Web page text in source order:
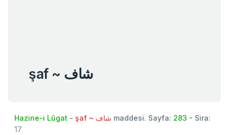
şaf ~ شاف
Hazine-i Lûgat - şaf ~ شاف maddesi. Sayfa: 283 - Sira:
17